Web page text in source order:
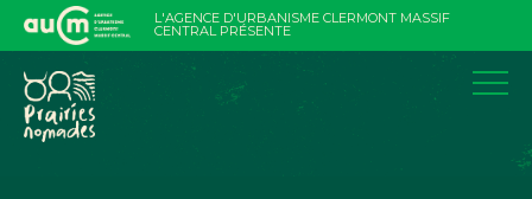
L'AGENCE D'URBANISME CLERMONT MASSIF
CENTRAL PRÉSENTE
contenu